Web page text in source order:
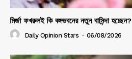
মির্জা ফখরুলই কি বঙ্গভবনের নতুন বাসিন্দা হচ্ছেন?
Daily Opinion Stars - 06/08/2026